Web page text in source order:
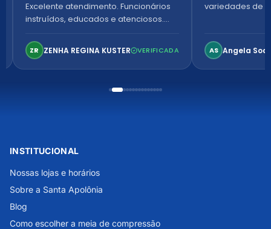
Excelente atendimento. Funcionários
instruídos, educados e atenciosos.
confortável. Perfeito!
ZR ZENHA REGINA KUSTER VERIFICADA
variedades de
AS Angela
INSTITUCIONAL
Nossas lojas e horários
Sobre a Santa Apolônia
Blog
Como escolher a meia de compressão